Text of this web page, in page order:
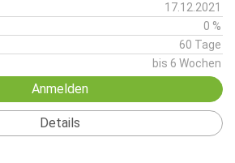
17.12.2021
0 %
60 Tage
bis 6 Wochen
Anmelden
Details